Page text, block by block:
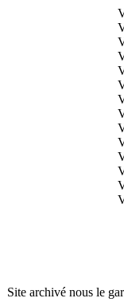
Site archivé nous le